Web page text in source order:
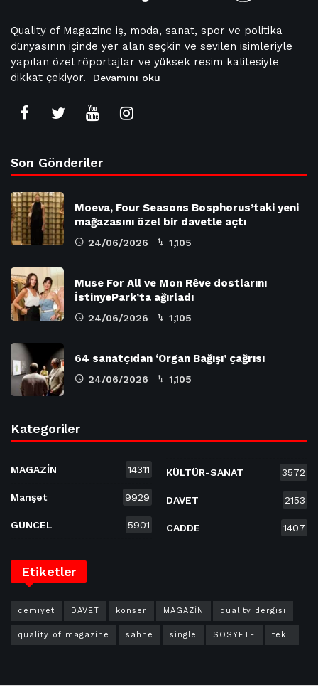
Quality of Magazine iş, moda, sanat, spor ve politika
dünyasının içinde yer alan seçkin ve sevilen isimleriyle
yapılan özel röportajlar ve yüksek resim kalitesiyle
dikkat çekiyor.
Devamını oku
Son Gönderiler
Moeva, Four Seasons Bosphorus’taki yeni
mağazasını özel bir davetle açtı
24/06/2026 1,105
Muse For All ve Mon Rêve dostlarını
İstinyePark’ta ağırladı
24/06/2026 1,105
64 sanatçıdan ‘Organ Bağışı’ çağrısı
24/06/2026 1,105
Kategoriler
MAGAZİN 14311
Manşet 9929
GÜNCEL 5901
KÜLTÜR-SANAT 3572
DAVET 2153
CADDE 1407
Etiketler
cemiyet DAVET konser MAGAZİN quality dergisi
quality of magazine sahne single SOSYETE tekli